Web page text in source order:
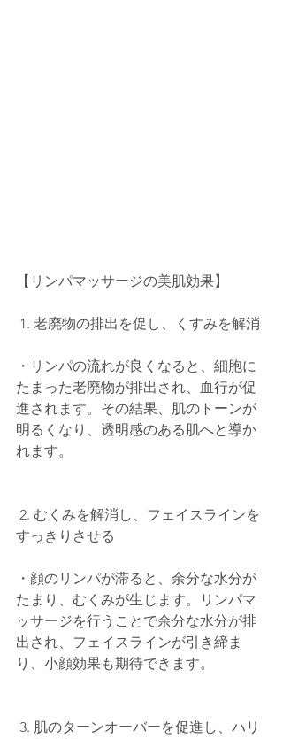
【リンパマッサージの美肌効果】
1. 老廃物の排出を促し、くすみを解消
・リンパの流れが良くなると、細胞に
たまった老廃物が排出され、血行が促
進されます。その結果、肌のトーンが
明るくなり、透明感のある肌へと導か
れます。
2. むくみを解消し、フェイスラインを
すっきりさせる
・顔のリンパが滞ると、余分な水分が
たまり、むくみが生じます。リンパマ
ッサージを行うことで余分な水分が排
出され、フェイスラインが引き締ま
り、小顔効果も期待できます。
3. 肌のターンオーバーを促進し、ハリ